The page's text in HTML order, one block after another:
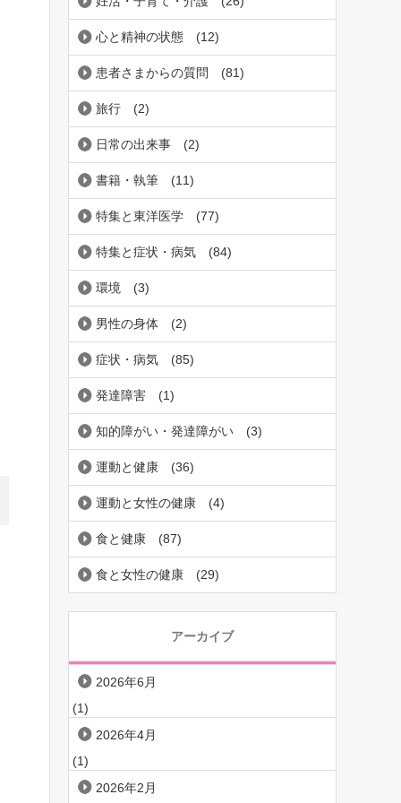
心と精神の状態 (12)
患者さまからの質問 (81)
旅行 (2)
日常の出来事 (2)
書籍・執筆 (11)
特集と東洋医学 (77)
特集と症状・病気 (84)
環境 (3)
男性の身体 (2)
症状・病気 (85)
発達障害 (1)
知的障がい・発達障がい (3)
運動と健康 (36)
運動と女性の健康 (4)
食と健康 (87)
食と女性の健康 (29)
アーカイブ
2026年6月
(1)
2026年4月
(1)
2026年2月